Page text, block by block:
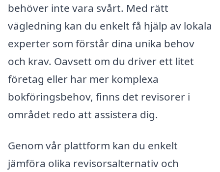
behöver inte vara svårt. Med rätt
vägledning kan du enkelt få hjälp av lokala
experter som förstår dina unika behov
och krav. Oavsett om du driver ett litet
företag eller har mer komplexa
bokföringsbehov, finns det revisorer i
området redo att assistera dig.
Genom vår plattform kan du enkelt
jämföra olika revisorsalternativ och